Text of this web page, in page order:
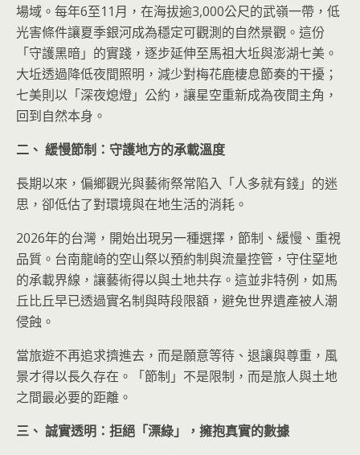
場域。每年6至11月，在海拔逾3,000公尺的武嶺一帶，低
光害條件讓夏季銀河成為穩定可觀測的自然景觀。這份
「守護黑暗」的實踐，逐步延伸至馬祖大坵與澎湖七美。
大坵透過降低夜間照明，減少對梅花鹿棲息節奏的干擾；
七美則以「深夜熄燈」公約，讓星空重新成為夜間主角，
回到自然本身。
二、 緩慢節制：守護地方的承載溫度
長期以來，偏鄉觀光與藝術祭常陷入「人多就有錢」的迷
思，卻低估了對環境與在地生活的消耗。
2026年的台灣，開始出現另一種選擇，節制、緩慢、重視
品質。台南龍崎的空山祭以預約制與流量控管，守住堊地
的承載界線，讓藝術得以與土地共存。這並非特例，如馬
丘比丘早已透過實名制與時段限額，避免世界遺產被人潮
侵蝕。
當旅遊不再追求擠進去，而是願意等待、退讓與尊重，風
景才得以長久存在。「節制」不是限制，而是旅人與土地
之間最必要的距離。
三、 誠實透明：拒絕「漂綠」，擁抱真實的數據